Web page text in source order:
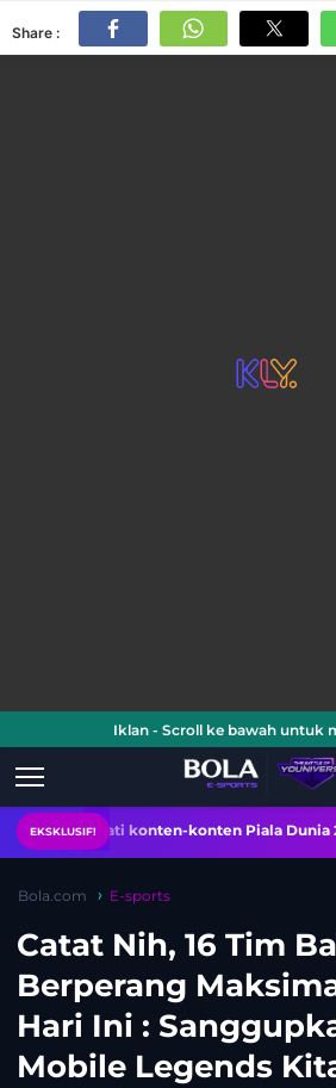
Share :
Iklan - Scroll ke bawah untuk
EKSKLUSIF!
konten-konten Piala Dunia 2026
Bola.com E-sports
Catat Nih, 16 Tim
Berperang
Hari Ini :
Mobile Legends